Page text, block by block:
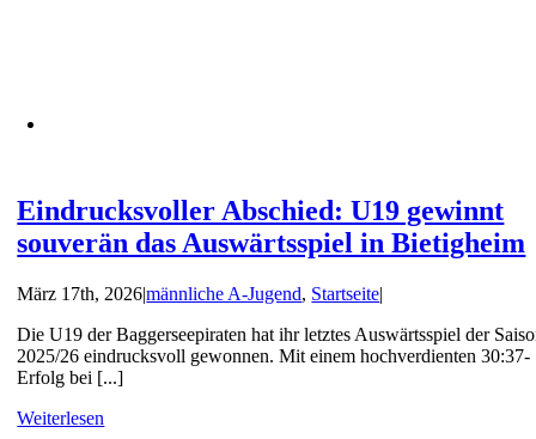
Eindrucksvoller Abschied: U19 gewinnt
souverän das Auswärtsspiel in Bietigheim
März 17th, 2026|männliche A-Jugend, Startseite|
Die U19 der Baggerseepiraten hat ihr letztes Auswärtsspiel der
2025/26 eindrucksvoll gewonnen. Mit einem hochverdienten 30:37-
Erfolg bei [...]
Weiterlesen